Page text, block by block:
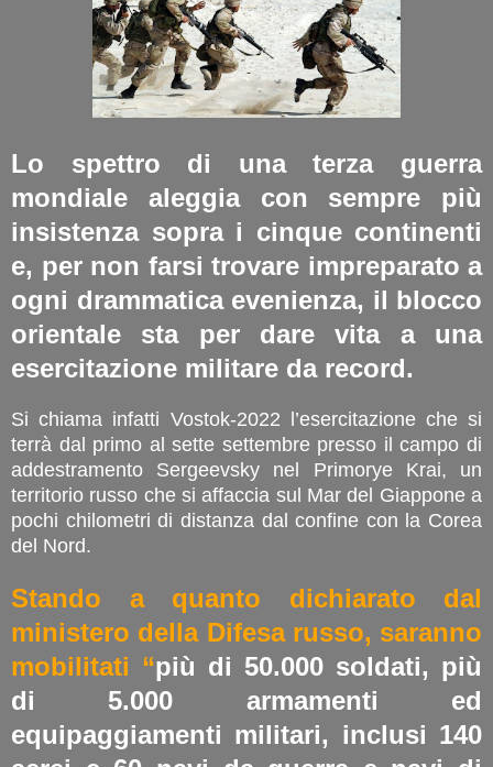
Lo spettro di una terza guerra
mondiale aleggia con sempre più
insistenza sopra i cinque continenti
e, per non farsi trovare impreparato a
ogni drammatica evenienza, il blocco
orientale sta per dare vita a una
esercitazione militare da record.
Si chiama infatti Vostok-2022 l’esercitazione che si
terrà dal primo al sette settembre presso il campo di
addestramento Sergeevsky nel Primorye Krai, un
territorio russo che si affaccia sul Mar del Giappone a
pochi chilometri di distanza dal confine con la Corea
del Nord.
Stando a quanto dichiarato dal
ministero della Difesa russo, saranno
mobilitati “più di 50.000 soldati, più
di 5.000 armamenti ed
equipaggiamenti militari, inclusi 140